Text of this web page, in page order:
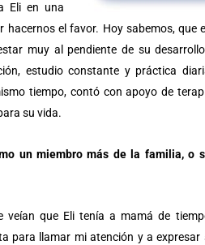
Eli en una
el favor. Hoy sabemos, que
muy al pendiente de su
estudio constante y práctica
tiempo, contó con apoyo de
su vida.
un miembro más de la familia, o
veían que Eli tenía a mamá de
para llamar mi atención y a expresar